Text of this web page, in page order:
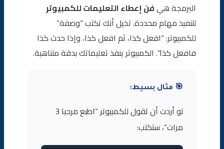
البرمجة هيفن إعطاء التعليمات للكمبيوتر
لتنفيذ مهام محددة. تخيل أنك تكتب “وصفة”
للكمبيوتر: “افعل كذا، ثم افعل كذا، وإذا حدث كذا
فافعل كذا”. الكمبيوتر ينفذ تعليماتك بدقة متناهية.
🎯 مثال بسيط:
لو أردت أن تقول للكمبيوتر “اطبع مرحبا 3
مرات”، ستكتب: